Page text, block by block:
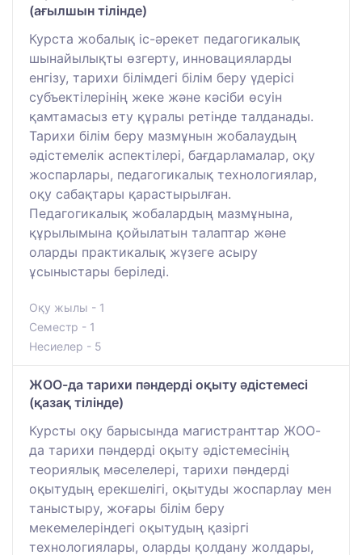
(ағылшын тілінде)
Курста жобалық іс-әрекет педагогикалық
шынайылықты өзгерту, инновацияларды
енгізу, тарихи білімдегі білім беру үдерісі
субъектілерінің жеке және кәсіби өсуін
қамтамасыз ету құралы ретінде талданады.
Тарихи білім беру мазмұнын жобалаудың
әдістемелік аспектілері, бағдарламалар, оқу
жоспарлары, педагогикалық технологиялар,
оқу сабақтары қарастырылған.
Педагогикалық жобалардың мазмұнына,
құрылымына қойылатын талаптар және
оларды практикалық жүзеге асыру
ұсыныстары беріледі.
Оқу жылы - 1
Семестр - 1
Несиелер - 5
ЖОО-да тарихи пәндерді оқыту әдістемесі
(қазақ тілінде)
Курсты оқу барысында магистранттар ЖОО-
да тарихи пәндерді оқыту әдістемесінің
теориялық мәселелері, тарихи пәндерді
оқытудың ерекшелігі, оқытуды жоспарлау мен
таныстыру, жоғары білім беру
мекемелеріндегі оқытудың қазіргі
технологиялары, оларды қолдану жолдары,